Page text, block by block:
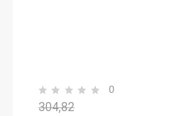
0
304,82